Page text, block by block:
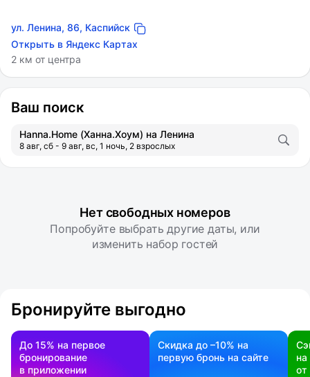
ул. Ленина, 86, Каспийск
Открыть в Яндекс Картах
2 км от центра
Ваш поиск
Hanna.Home (Ханна.Хоум) на Ленина
8 авг, сб - 9 авг, вс, 1 ночь, 2 взрослых
Нет свободных номеров
Попробуйте выбрать другие даты, или
изменить набор гостей
Бронируйте выгодно
До 15% на первое
бронирование
в приложении
Скидка до –10% на
первую бронь на сайте
на